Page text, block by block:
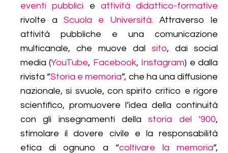
eventi pubblici e attività didattico-formative
rivolte a Scuola e Università. Attraverso le
attività pubbliche e una comunicazione
multicanale, che muove dal sito, dai social
media (YouTube, Facebook, Instagram) e dalla
rivista “Storia e memoria”, che ha una diffusione
nazionale, si svuole, con spirito critico e rigore
scientifico, promuovere l’idea della continuità
con gli insegnamenti dellastoria del ‘900,
stimolare il dovere civile e la responsabilità
etica di ognuno a “coltivare la memoria”,